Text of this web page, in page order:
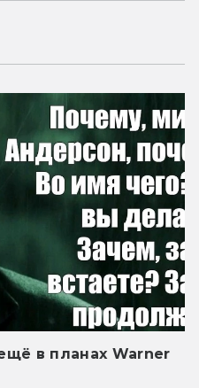
в планах Warner